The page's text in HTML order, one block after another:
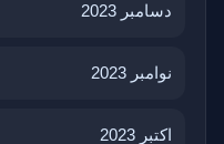
دسامبر 2023
نوامبر 2023
اکتبر 2023